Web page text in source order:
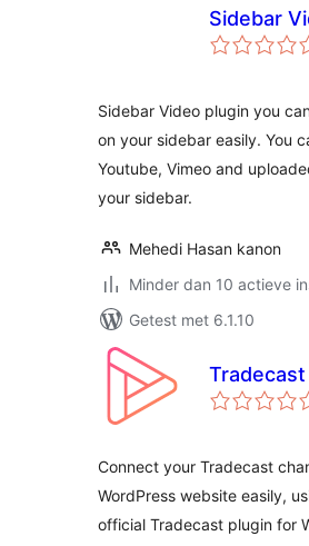
Sidebar
Sidebar Video plugin you
on your sidebar easily. You
Youtube, Vimeo and
your sidebar.
Mehedi Hasan kanon
Minder dan 10 actieve
Getest met 6.1.10
Tradecast
Connect your Tradecast
WordPress website easily,
official Tradecast plugin for